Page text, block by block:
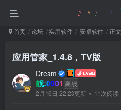
首页 论坛 实用软件 安卓软件 正文
应用管家_1.4.8，TV版
Dream
靓:0001 离线
2月16日 22:23更新 11次阅读